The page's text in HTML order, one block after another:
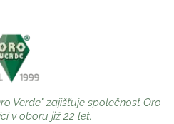
Verde" zajišťuje společnost Oro
v oboru již 22 let.